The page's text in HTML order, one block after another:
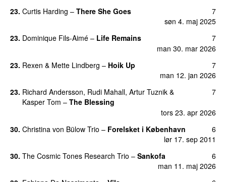
23. Curtis Harding – There She Goes
søn 4. maj 2025
7
23. Dominique Fils-Aimé – Life Remains
man 30. mar 2026
7
23. Rexen & Mette Lindberg – Hoik Up
man 12. jan 2026
7
23. Richard Andersson, Rudi Mahall, Artur Tuznik &
Kasper Tom – The Blessing
tors 23. apr 2026
7
30. Christina von Bülow Trio – Forelsket i København
lør 17. sep 2011
6
30. The Cosmic Tones Research Trio – Sankofa
man 11. maj 2026
6